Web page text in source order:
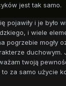
jest tak samo.
pojawiły i je było
i wiele
pogrzebie mogły
duchowym.
twoją
za samo użycie